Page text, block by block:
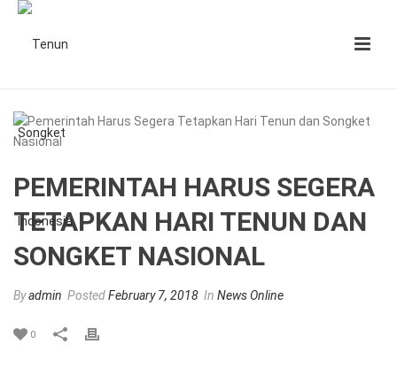
PEMERINTAH HARUS SEGERA
TETAPKAN HARI TENUN DAN
SONGKET NASIONAL
Byadmin PostedFebruary 7, 2018 In News Online
0